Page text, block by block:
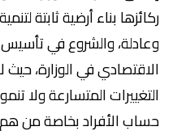
ركائزها بناء أرضية ثابتة
وعادلة، والشروع في
الاقتصادي في الوزارة،
التغييرات المتسارعة ولا
حساب الأفراد بخاصة من